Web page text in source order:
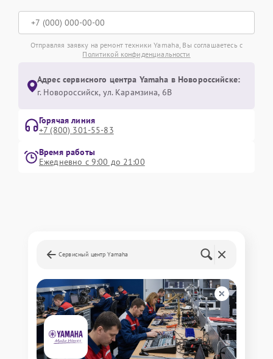
Отправляя заявку на ремонт техники Yamaha, Вы соглашаетесь с
Политикой конфиденциальности
Адрес сервисного центра Yamaha в Новороссийске:
г. Новороссийск, ул. Карамзина, 6В
Горячая линия
+7 (800) 301-55-83
Время работы
Ежедневно с 9:00 до 21:00
Сервисный центр Yamaha